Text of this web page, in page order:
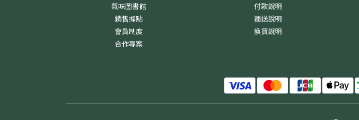
氣味圖書館
銷售據點
會員制度
合作專案
付款說明
運送說明
換貨說明